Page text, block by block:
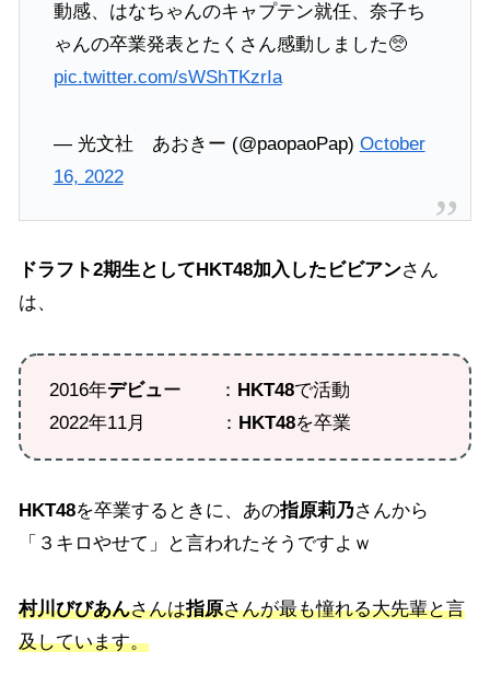
動感、はなちゃんのキャプテン就任、奈子ち
ゃんの卒業発表とたくさん感動しました🥺
pic.twitter.com/sWShTKzrIa
— 光文社 あおきー (@paopaoPap) October
16, 2022
ドラフト2期生としてHKT48加入したビビアンさん
は、
2016年デビュー ： HKT48で活動
2022年11月 ： HKT48を卒業
HKT48を卒業するときに、あの指原莉乃さんから
「３キロやせて」と言われたそうですよｗ
村川びびあんさんは指原さんが最も憧れる大先輩と言
及しています。